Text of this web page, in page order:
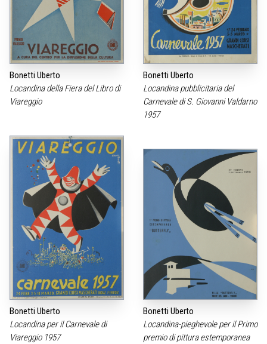
Bonetti Uberto
Locandina della Fiera del Libro di
Viareggio
Bonetti Uberto
Locandina pubblicitaria del
Carnevale di S. Giovanni Valdarno
1957
Bonetti Uberto
Locandina per il Carnevale di
Viareggio 1957
Bonetti Uberto
Locandina-pieghevole per il Primo
premio di pittura estemporanea